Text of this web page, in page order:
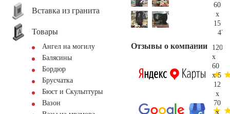
Вставка из гранита
Товары
Ангел на могилу
Балясины
Бордюр
Брусчатка
Бюст и Скульптуры
Вазон
Отзывы о компании
60
x
15
120
x
60
x 5
12
x
70
x